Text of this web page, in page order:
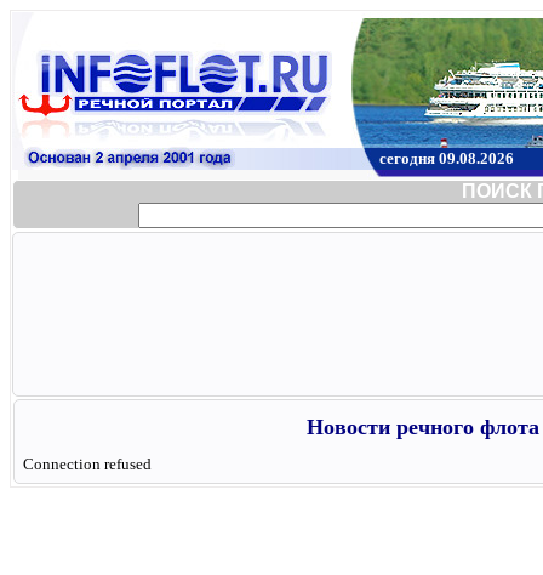
сегодня 09.08.2026
ПОИСК
Новости речного
Connection refused